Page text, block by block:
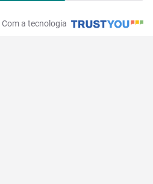
Com a tecnologia